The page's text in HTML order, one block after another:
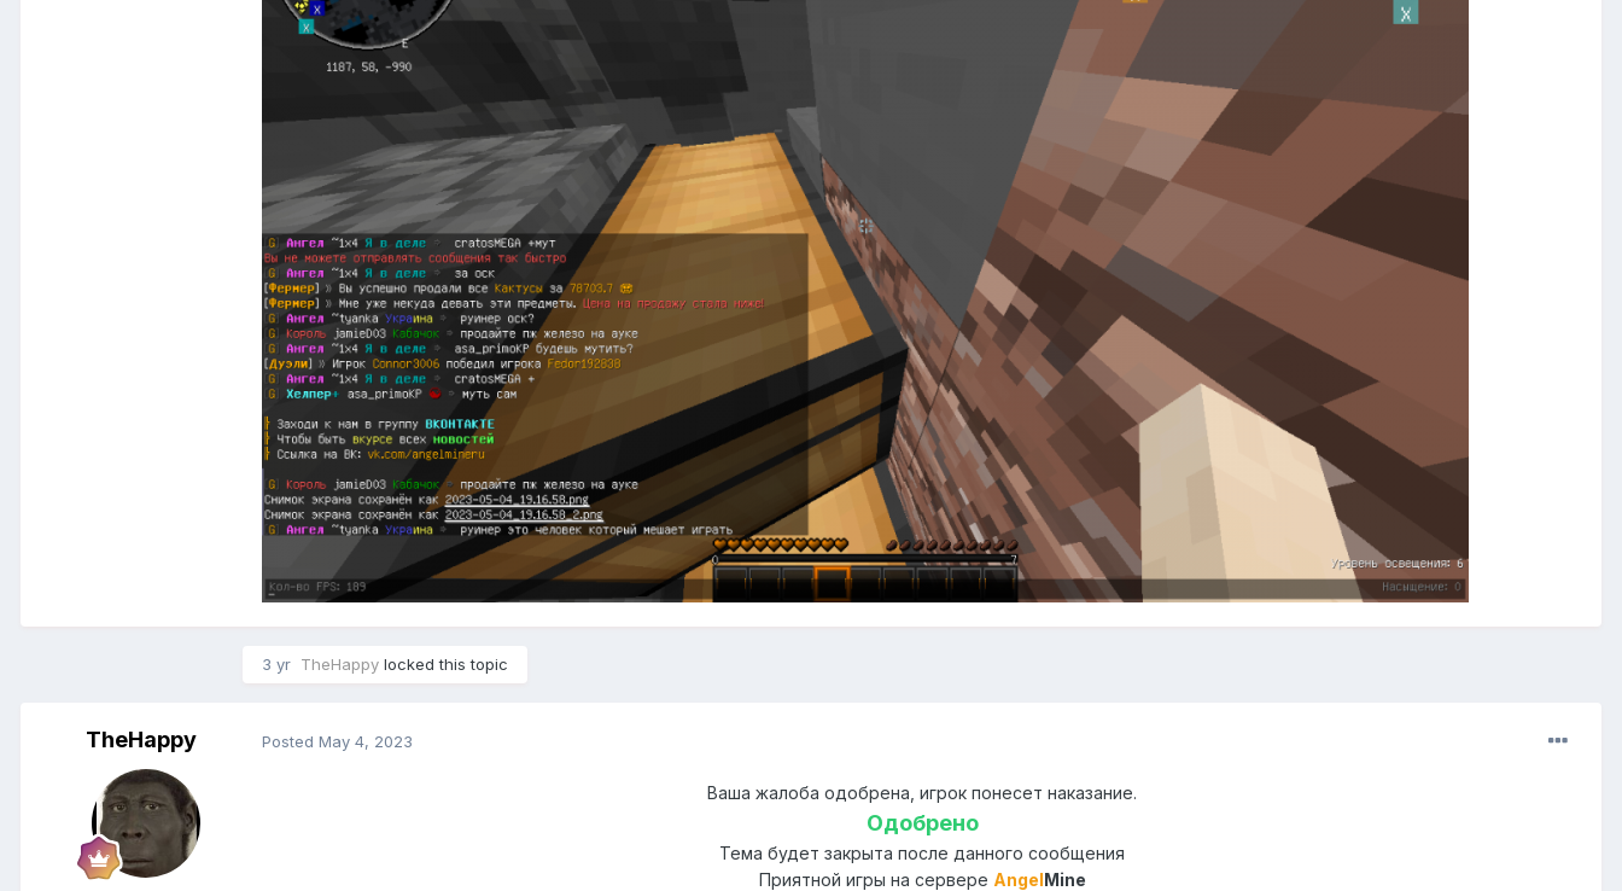
3 yr TheHappy locked this topic
TheHappy Posted May 4, 2023
Ваша жалоба одобрена, игрок понесет наказание.
Одобрено
Тема будет закрыта после данного сообщения
Приятной игры на сервере AngelMine